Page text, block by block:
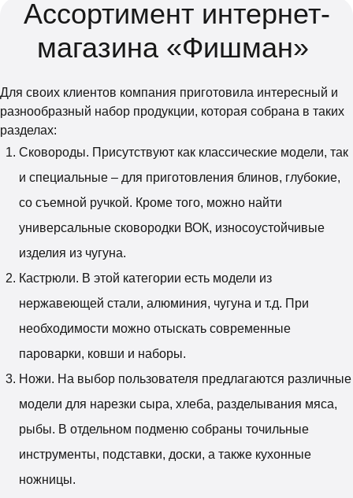
Ассортимент интернет-
магазина «Фишман»
Для своих клиентов компания приготовила интересный и
разнообразный набор продукции, которая собрана в таких
разделах:
Сковороды. Присутствуют как классические модели, так
и специальные – для приготовления блинов, глубокие,
со съемной ручкой. Кроме того, можно найти
универсальные сковородки ВОК, износоустойчивые
изделия из чугуна.
Кастрюли. В этой категории есть модели из
нержавеющей стали, алюминия, чугуна и т.д. При
необходимости можно отыскать современные
пароварки, ковши и наборы.
Ножи. На выбор пользователя предлагаются различные
модели для нарезки сыра, хлеба, разделывания мяса,
рыбы. В отдельном подменю собраны точильные
инструменты, подставки, доски, а также кухонные
ножницы.